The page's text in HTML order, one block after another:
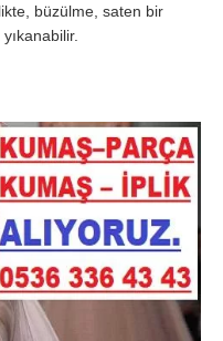
büzülme, saten bir